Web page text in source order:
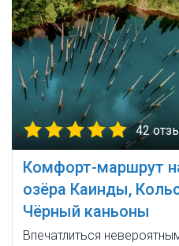
42
Комфорт-маршрут
озёра Каинды,
Чёрный каньоны
Впечатлиться